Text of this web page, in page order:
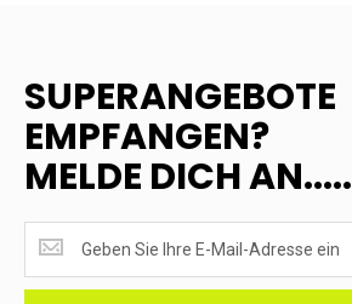
SUPERANGEBOTE
EMPFANGEN?
MELDE DICH AN.....
EMPFANGEN?
<br>MELDE